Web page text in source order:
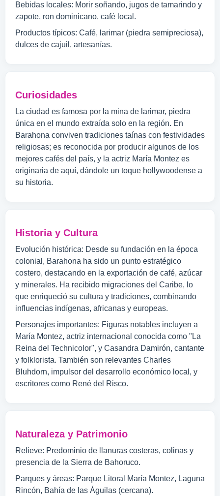
Bebidas locales: Morir soñando, jugos de tamarindo y
zapote, ron dominicano, café local.
Productos típicos: Café, larimar (piedra semipreciosa),
dulces de cajuil, artesanías.
Curiosidades
La ciudad es famosa por la mina de larimar, piedra
única en el mundo extraída solo en la región. En
Barahona conviven tradiciones taínas con festividades
religiosas; es reconocida por producir algunos de los
mejores cafés del país, y la actriz María Montez es
originaria de aquí, dándole un toque hollywoodense a
su historia.
Historia y Cultura
Evolución histórica: Desde su fundación en la época
colonial, Barahona ha sido un punto estratégico
costero, destacando en la exportación de café, azúcar
y minerales. Ha recibido migraciones del Caribe, lo
que enriqueció su cultura y tradiciones, combinando
influencias indígenas, africanas y europeas.
Personajes importantes: Figuras notables incluyen a
María Montez, actriz internacional conocida como "La
Reina del Technicolor", y Casandra Damirón, cantante
y folklorista. También son relevantes Charles
Bluhdorn, impulsor del desarrollo económico local, y
escritores como René del Risco.
Naturaleza y Patrimonio
Relieve: Predominio de llanuras costeras, colinas y
presencia de la Sierra de Bahoruco.
Parques y áreas: Parque Litoral María Montez, Laguna
Rincón, Bahía de las Águilas (cercana).